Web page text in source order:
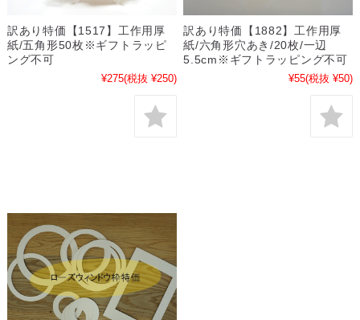
訳あり特価【1517】工作用厚
紙/五角形50枚※ギフトラッピ
ング不可
¥275(税抜 ¥250)
訳あり特価【1882】工作用厚
紙/六角形穴あき/20枚/一辺
5.5cm※ギフトラッピング不可
¥55(税抜 ¥50)